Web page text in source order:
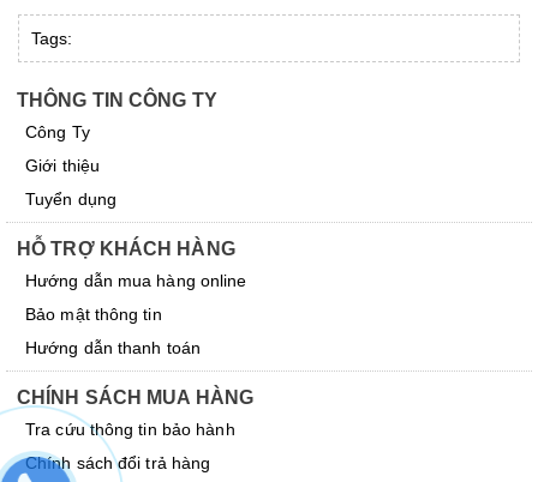
Tags:
THÔNG TIN CÔNG TY
Công Ty
Giới thiệu
Tuyển dụng
HỖ TRỢ KHÁCH HÀNG
Hướng dẫn mua hàng online
Bảo mật thông tin
Hướng dẫn thanh toán
CHÍNH SÁCH MUA HÀNG
Tra cứu thông tin bảo hành
Chính sách đổi trả hàng